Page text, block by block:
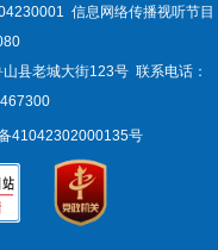
信息网络传播视听节目
县老城大街123号 联系电话：
41042302000135号